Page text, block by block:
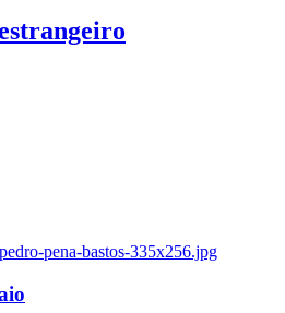
pena-bastos-335x256.jpg